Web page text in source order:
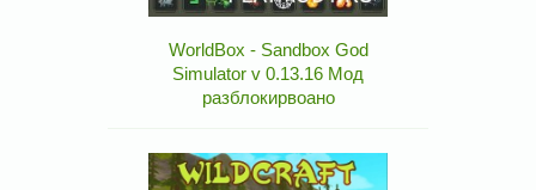
WorldBox - Sandbox God
Simulator v 0.13.16 Мод
разблокирвоано